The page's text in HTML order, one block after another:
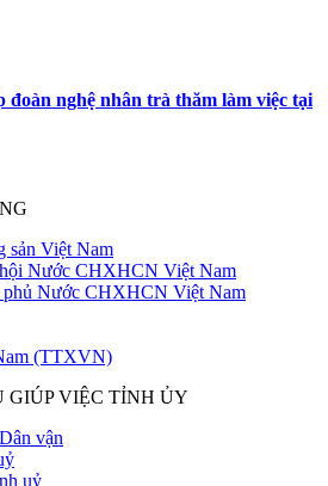
nghệ nhân trà thăm làm việc tại
sản Việt Nam
Nước CHXHCN Việt Nam
Nước CHXHCN Việt Nam
(TTXVN)
GIÚP VIỆC TỈNH ỦY
vận
uỷ